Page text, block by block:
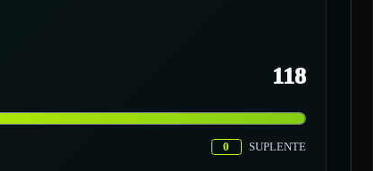
118
0 SUPLENTE